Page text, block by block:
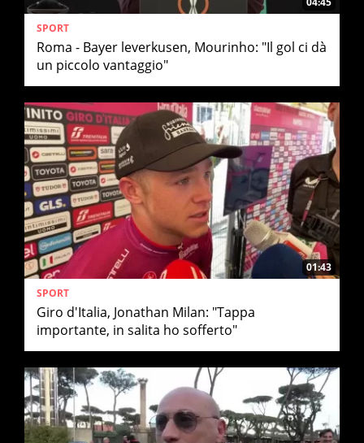
SPORT
Roma - Bayer leverkusen, Mourinho: "Il gol ci dà
un piccolo vantaggio"
01:43
SPORT
Giro d'Italia, Jonathan Milan: "Tappa
importante, in salita ho sofferto"